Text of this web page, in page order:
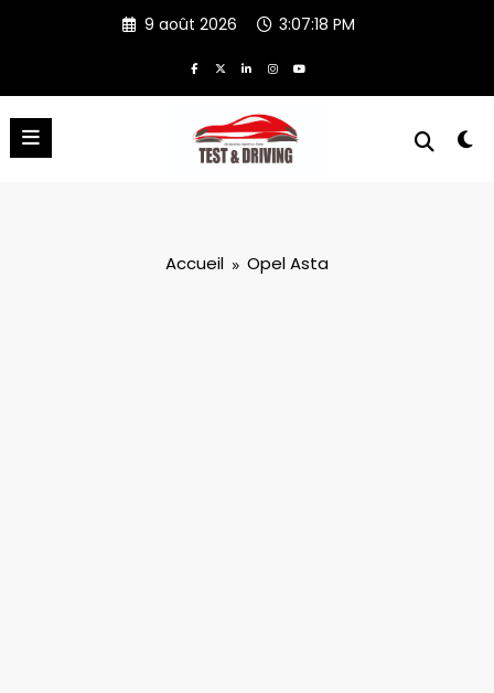
9 août 2026 3:07:18 PM
Accueil Opel Asta